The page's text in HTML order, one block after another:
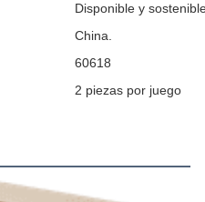
Disponible y
China.
60618
2 piezas por juego